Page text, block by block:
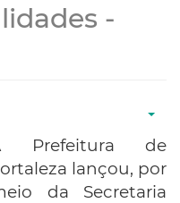
-
Prefeitura de
lançou, por
da Secretaria